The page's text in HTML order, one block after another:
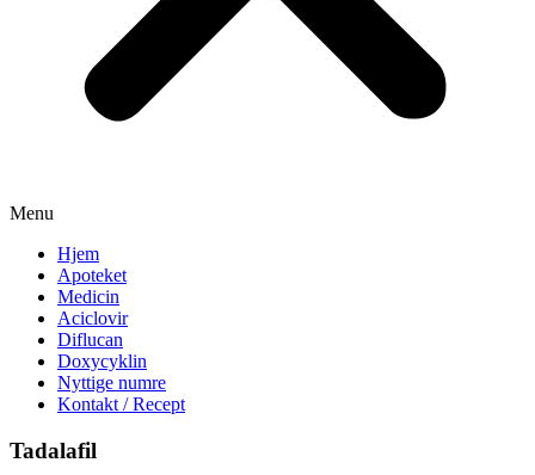
Menu
Hjem
Apoteket
Medicin
Aciclovir
Diflucan
Doxycyklin
Nyttige numre
Kontakt / Recept
Tadalafil